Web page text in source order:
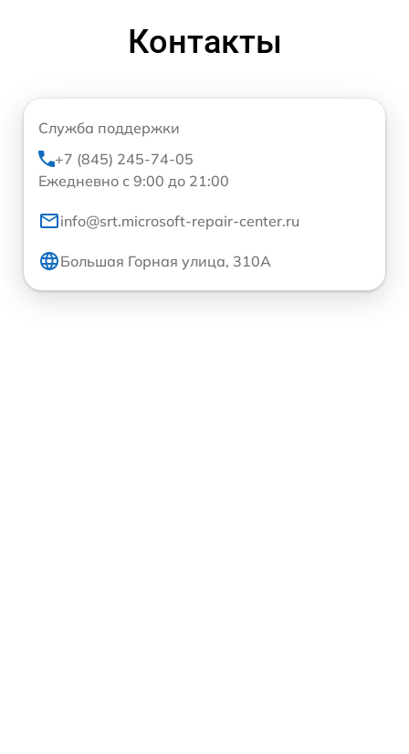
Контакты
Служба поддержки
+7 (845) 245-74-05
Ежедневно с 9:00 до 21:00
info@srt.microsoft-repair-center.ru
Большая Горная улица, 310А